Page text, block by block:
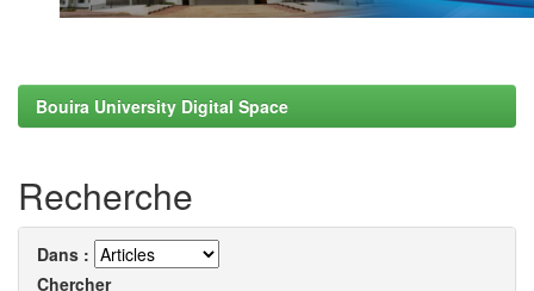
Bouira University Digital Space
Recherche
Dans :
Chercher